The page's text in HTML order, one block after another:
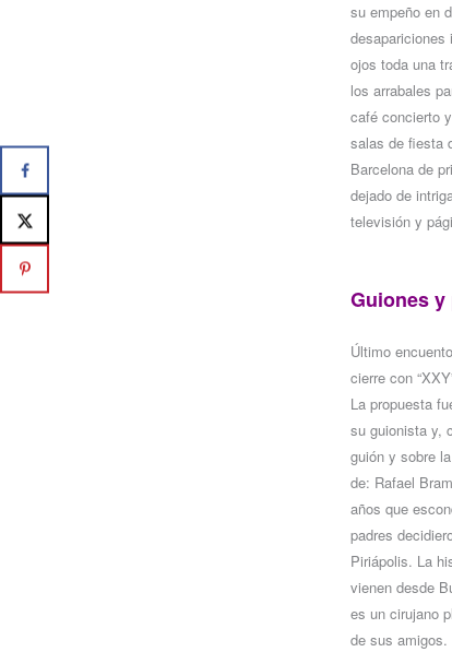
su empeño en
ojos toda una
los arrabales
café concierto
salas de fiesta
Barcelona de
dejado de
televisión y
Guiones
Último
cierre con
La propuesta
su guionista y,
guión y sobre
de: Rafael
años que
padres
Piriápolis. La
vienen desde
es un cirujano
de sus